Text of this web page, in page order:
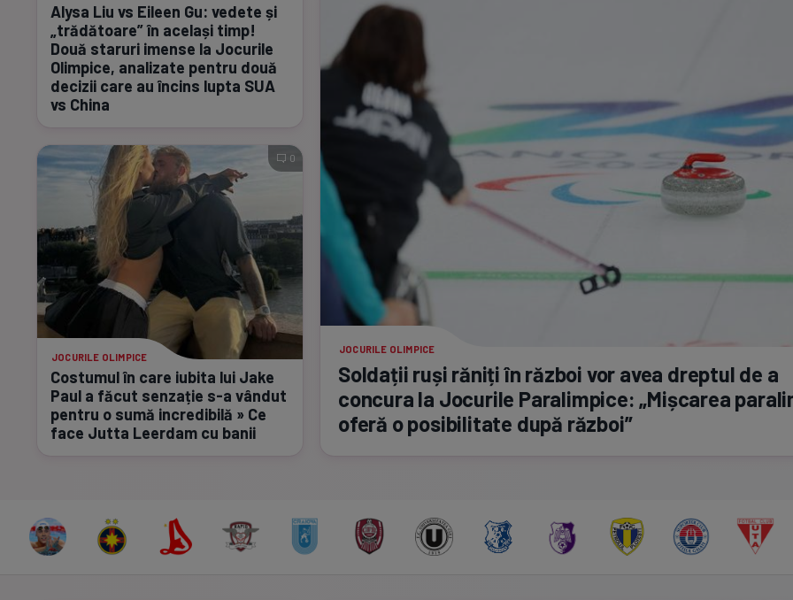
Alysa Liu vs Eileen Gu: vedete și
„trădătoare” în același timp!
Două staruri imense la Jocurile
Olimpice, analizate pentru două
decizii care au încins lupta SUA
vs China
JOCURILE OLIMPICE
Costumul în care iubita lui Jake
Paul a făcut senzație s-a vândut
pentru o sumă incredibilă » Ce
face Jutta Leerdam cu banii
0
JOCURILE OLIMPICE
Soldații ruși răniți în război vor avea dreptul de a
concura la Jocurile Paralimpice: „Mișcarea
oferă o posibilitate după război”